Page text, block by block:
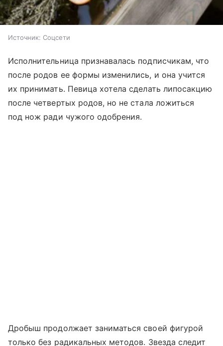
Источник: Соцсети
Исполнительница признавалась подписчикам, что
после родов ее формы изменились, и она учится
их принимать. Певица хотела сделать липосакцию
после четвертых родов, но не стала ложиться
под нож ради чужого одобрения.
Дробыш продолжает заниматься своей фигурой
только без радикальных методов. Звезда следит